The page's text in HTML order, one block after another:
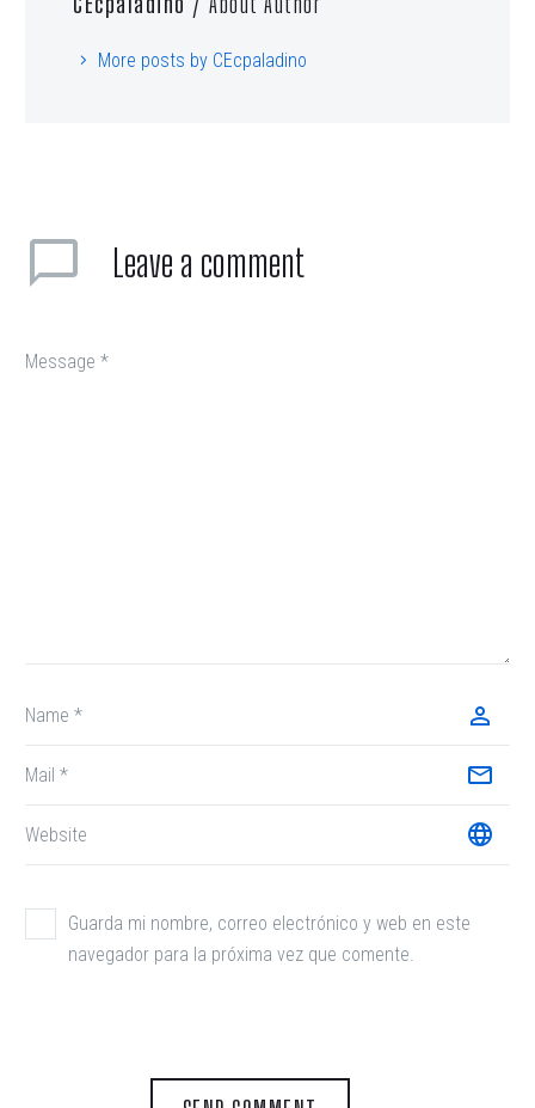
More posts by CEcpaladino
Leave a comment
Guarda mi nombre, correo electrónico y web en este
navegador para la próxima vez que comente.